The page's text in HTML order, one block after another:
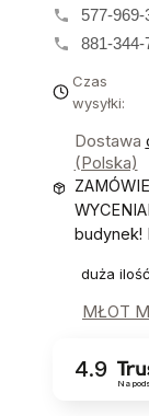
577-969-
881-344-
Czas
wysyłki:
Dostawa
(Polska)
budynek!
duża ilość
MŁOT
4.9
Na